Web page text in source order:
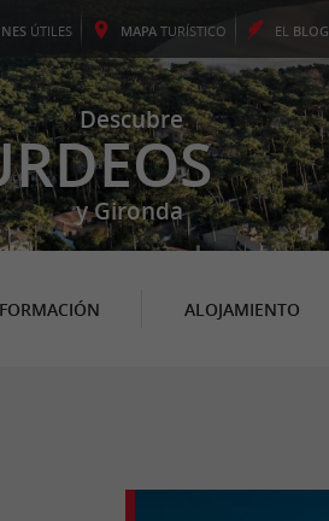
ÚTILES MAPA TURÍSTICO EL BLOG
Descubre
y Gironda
ALOJAMIENTO